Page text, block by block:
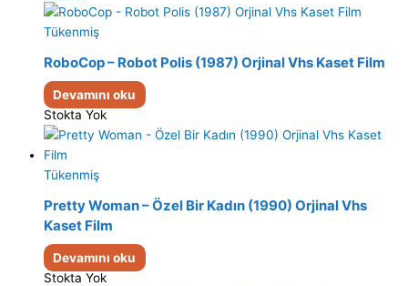
Tükenmiş
RoboCop – Robot Polis (1987) Orjinal Vhs Kaset Film
Devamını oku
Stokta Yok
Tükenmiş
Pretty Woman – Özel Bir Kadın (1990) Orjinal Vhs
Kaset Film
Devamını oku
Stokta Yok